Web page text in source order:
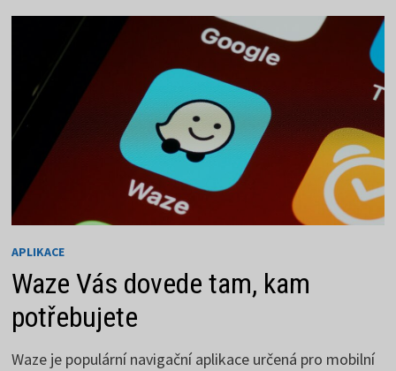
AKTIVITOU
APLIKACE
Waze Vás dovede tam, kam
potřebujete
Waze je populární navigační aplikace určená pro mobilní